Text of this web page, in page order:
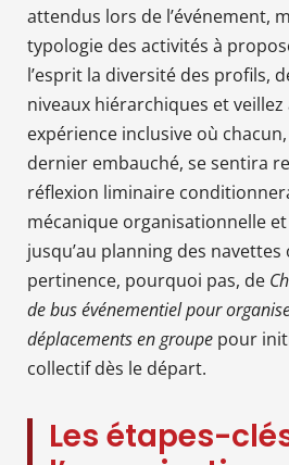
attendus lors de l’événement,
typologie des activités à
l’esprit la diversité des profils,
niveaux hiérarchiques et
expérience inclusive où
dernier embauché, se sentira
réflexion liminaire
mécanique organisationnelle
jusqu’au planning des navettes
pertinence, pourquoi pas, de
de bus événementiel pour
déplacements en groupe pour
collectif dès le départ.
Les étapes-